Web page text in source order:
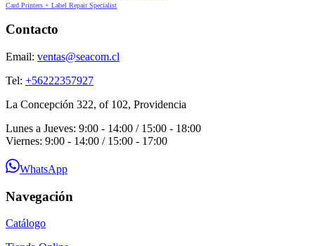
Card Printers + Label Repair Specialist
Contacto
Email: ventas@seacom.cl
Tel: +56222357927
La Concepción 322, of 102, Providencia
Lunes a Jueves: 9:00 - 14:00 / 15:00 - 18:00
Viernes: 9:00 - 14:00 / 15:00 - 17:00
WhatsApp
Navegación
Catálogo